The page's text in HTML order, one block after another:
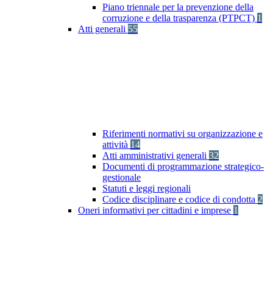
Piano triennale per la prevenzione della
corruzione e della trasparenza (PTPCT) 1
Atti generali 55
Riferimenti normativi su organizzazione e
attività 14
Atti amministrativi generali 32
Documenti di programmazione strategico-
gestionale
Statuti e leggi regionali
Codice disciplinare e codice di condotta 2
Oneri informativi per cittadini e imprese 1